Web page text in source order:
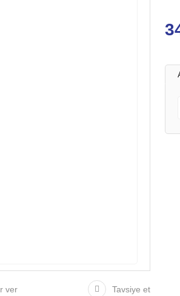
ver Tavsiye et